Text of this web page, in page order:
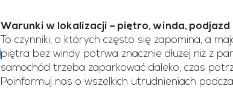
Warunki w lokalizacji – piętro, winda, podjazd
To czynniki, o których często się zapomina, a
piętra bez windy potrwa znacznie dłużej niż z
samochód trzeba zaparkować daleko, czas
Poinformuj nas o wszelkich utrudnieniach